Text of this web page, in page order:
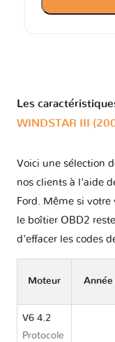
Les
WINDSTAR III
Voici une sélection
nos clients à l'aide
Ford. Même si
le boîtier OBD2
d'effacer les codes
Moteur Année
V6 4.2
Protocole